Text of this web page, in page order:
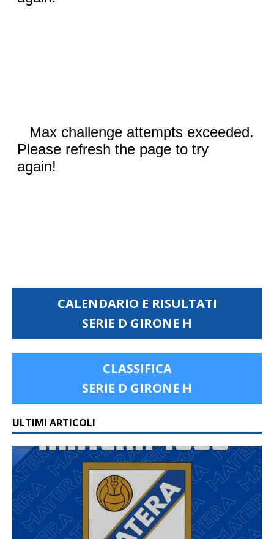
CALENDARIO E RISULTATI
SERIE D GIRONE H
CLASSIFICA
SERIE D GIRONE H
ULTIMI ARTICOLI